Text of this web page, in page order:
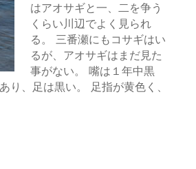
はアオサギと一、二を争う
くらい川辺でよく見られ
る。 三番瀬にもコサギはい
るが、アオサギはまだ見た
事がない。 嘴は１年中黒
り、足は黒い。 足指が黄色く、
サギ【三番瀬】” の